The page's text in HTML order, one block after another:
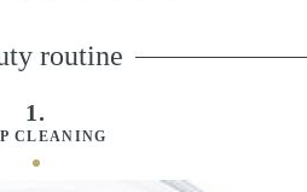
routine
1.
CLEANING